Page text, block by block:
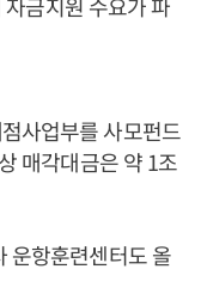
사업부를 사모펀드
매각대금은 약 1조
운항훈련센터도 올